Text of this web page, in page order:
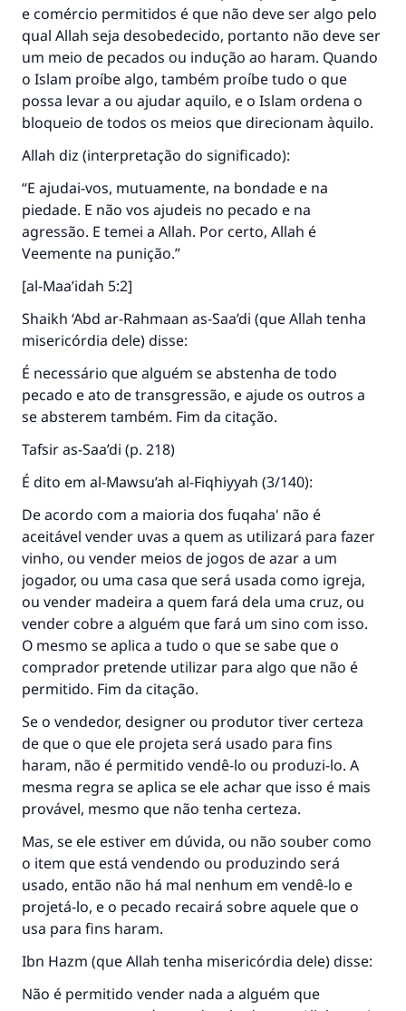
e comércio permitidos é que não deve ser algo pelo
qual Allah seja desobedecido, portanto não deve ser
um meio de pecados ou indução ao haram. Quando
o Islam proíbe algo, também proíbe tudo o que
possa levar a ou ajudar aquilo, e o Islam ordena o
bloqueio de todos os meios que direcionam àquilo.
Allah diz (interpretação do significado):
“E ajudai-vos, mutuamente, na bondade e na
piedade. E não vos ajudeis no pecado e na
agressão. E temei a Allah. Por certo, Allah é
Veemente na punição.”
[al-Maa’idah 5:2]
Shaikh ‘Abd ar-Rahmaan as-Saa’di (que Allah tenha
misericórdia dele) disse:
É necessário que alguém se abstenha de todo
pecado e ato de transgressão, e ajude os outros a
se absterem também. Fim da citação.
Tafsir as-Saa’di (p. 218)
É dito em al-Mawsu’ah al-Fiqhiyyah (3/140):
De acordo com a maioria dos fuqaha' não é
aceitável vender uvas a quem as utilizará para fazer
vinho, ou vender meios de jogos de azar a um
jogador, ou uma casa que será usada como igreja,
ou vender madeira a quem fará dela uma cruz, ou
vender cobre a alguém que fará um sino com isso.
O mesmo se aplica a tudo o que se sabe que o
comprador pretende utilizar para algo que não é
permitido. Fim da citação.
Se o vendedor, designer ou produtor tiver certeza
de que o que ele projeta será usado para fins
haram, não é permitido vendê-lo ou produzi-lo. A
mesma regra se aplica se ele achar que isso é mais
provável, mesmo que não tenha certeza.
Mas, se ele estiver em dúvida, ou não souber como
o item que está vendendo ou produzindo será
usado, então não há mal nenhum em vendê-lo e
projetá-lo, e o pecado recairá sobre aquele que o
usa para fins haram.
Ibn Hazm (que Allah tenha misericórdia dele) disse:
Não é permitido vender nada a alguém que
A resposta n° 110845 salvou um
casamento.